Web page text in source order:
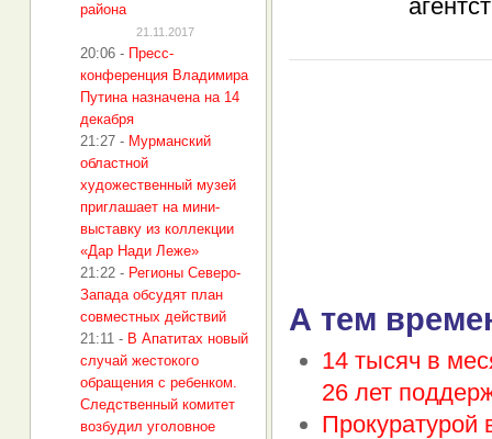
А тем
14 тысяч в
26 лет
Прокуратурой
района
21.11.2017
20:06 - Пресс-
конференция Владимира
Путина назначена на 14
декабря
21:27 - Мурманский
областной
художественный музей
приглашает на мини-
выставку из коллекции
«Дар Нади Леже»
21:22 - Регионы Северо-
Запада обсудят план
совместных действий
21:11 - В Апатитах новый
случай жестокого
обращения с ребенком.
Следственный комитет
возбудил уголовное